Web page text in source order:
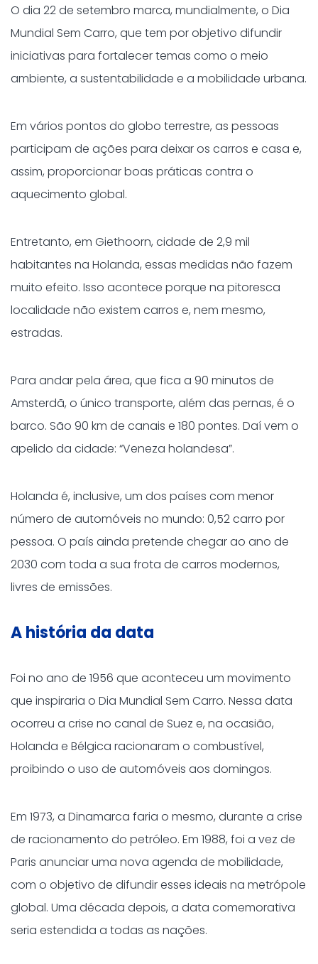
O dia 22 de setembro marca, mundialmente, o Dia
Mundial Sem Carro, que tem por objetivo difundir
iniciativas para fortalecer temas como o meio
ambiente, a sustentabilidade e a mobilidade urbana.
Em vários pontos do globo terrestre, as pessoas
participam de ações para deixar os carros e casa e,
assim, proporcionar boas práticas contra o
aquecimento global.
Entretanto, em Giethoorn, cidade de 2,9 mil
habitantes na Holanda, essas medidas não fazem
muito efeito. Isso acontece porque na pitoresca
localidade não existem carros e, nem mesmo,
estradas.
Para andar pela área, que fica a 90 minutos de
Amsterdã, o único transporte, além das pernas, é o
barco. São 90 km de canais e 180 pontes. Daí vem o
apelido da cidade: “Veneza holandesa”.
Holanda é, inclusive, um dos países com menor
número de automóveis no mundo: 0,52 carro por
pessoa. O país ainda pretende chegar ao ano de
2030 com toda a sua frota de carros modernos,
livres de emissões.
A história da data
Foi no ano de 1956 que aconteceu um movimento
que inspiraria o Dia Mundial Sem Carro. Nessa data
ocorreu a crise no canal de Suez e, na ocasião,
Holanda e Bélgica racionaram o combustível,
proibindo o uso de automóveis aos domingos.
Em 1973, a Dinamarca faria o mesmo, durante a crise
de racionamento do petróleo. Em 1988, foi a vez de
Paris anunciar uma nova agenda de mobilidade,
com o objetivo de difundir esses ideais na metrópole
global. Uma década depois, a data comemorativa
seria estendida a todas as nações.